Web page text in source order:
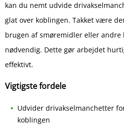
kan du nemt udvide
glat over koblingen. Takket være
brugen af smøremidler eller
nødvendig. Dette gør arbejdet
effektivt.
Vigtigste fordele
Udvider drivakselmanchetter
koblingen